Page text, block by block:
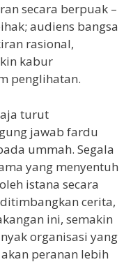
secara berpuak –
audiens bangsa
rasional,
kabur
penglihatan.
turut
jawab fardu
ummah. Segala
yang menyentuh
istana secara
cerita,
ini, semakin
organisasi yang
peranan lebih